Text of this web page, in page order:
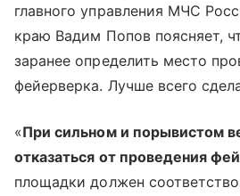
главного управления МЧС
краю Вадим Попов поясняет,
заранее определить место
фейерверка. Лучше всего
«При сильном и порывистом
отказаться от проведения
площадки должен